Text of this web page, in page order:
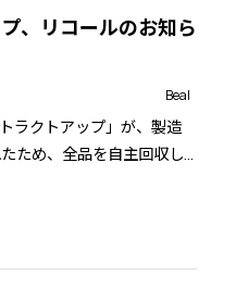
、リコールのお知ら
Beal
ラクトアップ」が、製造
ため、全品を自主回収し
た販売店へ返品をご依頼